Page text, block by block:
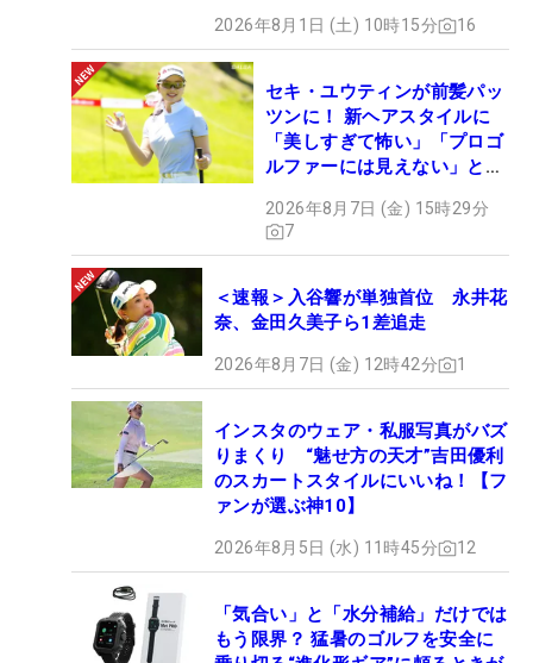
2026年8月1日 (土) 10時15分 16
セキ・ユウティンが前髪パッ
ツンに！ 新ヘアスタイルに
「美しすぎて怖い」「プロゴ
ルファーには見えない」とコ
2026年8月7日 (金) 15時29分
7
＜速報＞入谷響が単独首位 永井花
奈、金田久美子ら1差追走
2026年8月7日 (金) 12時42分 1
インスタのウェア・私服写真がバズ
りまくり “魅せ方の天才”吉田優利
のスカートスタイルにいいね！【フ
ァンが選ぶ神10】
2026年8月5日 (水) 11時45分 12
「気合い」と「水分補給」だけでは
もう限界？ 猛暑のゴルフを安全に